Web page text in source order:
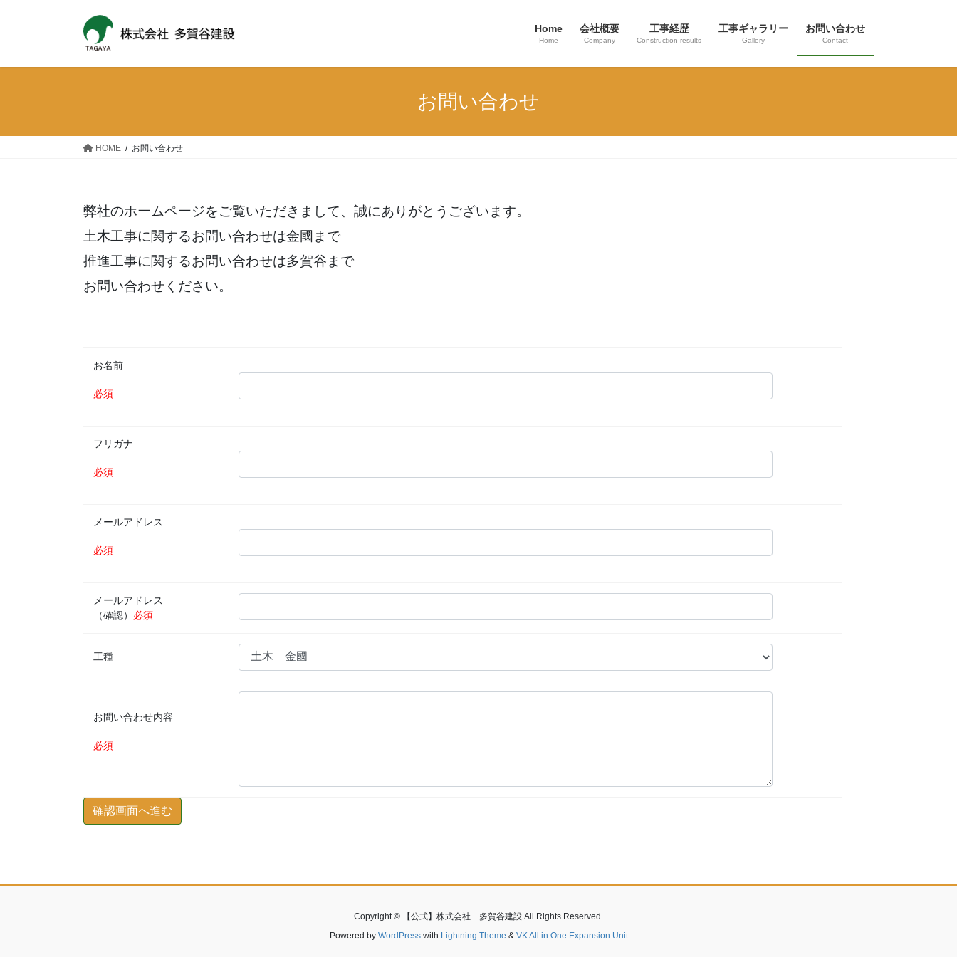
Home
Home
会社概要
Company
工事経歴
Construction results
工事ギャラリー
Gallery
お問い合わせ
Contact
お問い合わせ
HOME お問い合わせ
弊社のホームページをご覧いただきまして、誠にありがとうございます。
土木工事に関するお問い合わせは金國まで
推進工事に関するお問い合わせは多賀谷まで
お問い合わせください。
お名前
必須
フリガナ
必須
メールアドレス
必須
メールアドレス
（確認） 必須
工種
お問い合わせ内容
必須
Copyright © 【公式】株式会社 多賀谷建設 All Rights Reserved.
Powered by WordPresswith Lightning Theme & VK All in One Expansion Unit